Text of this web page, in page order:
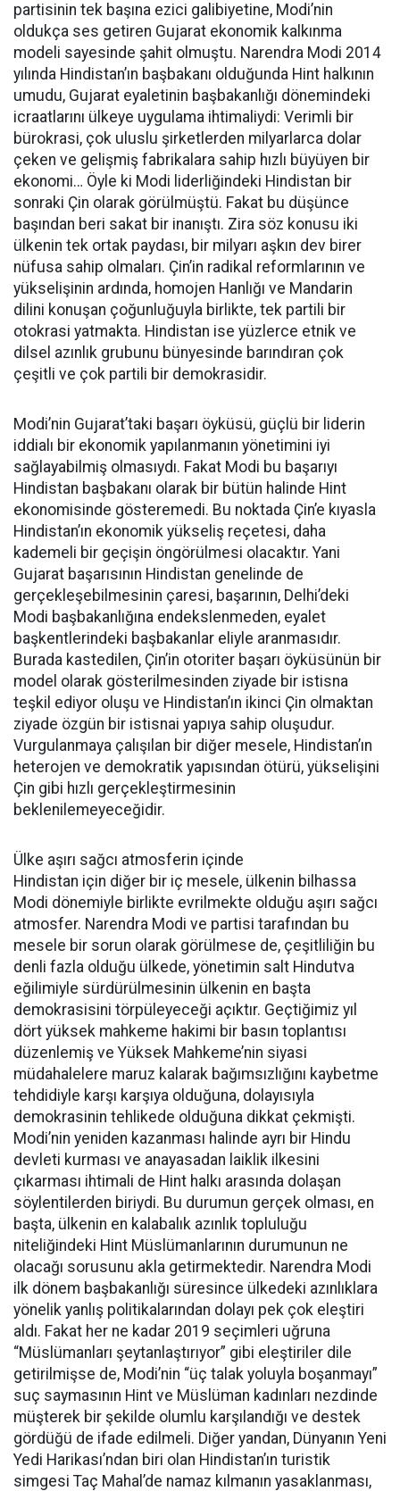
partisinin tek başına ezici galibiyetine, Modi’nin
oldukça ses getiren Gujarat ekonomik kalkınma
modeli sayesinde şahit olmuştu. Narendra Modi 2014
yılında Hindistan’ın başbakanı olduğunda Hint halkının
umudu, Gujarat eyaletinin başbakanlığı dönemindeki
icraatlarını ülkeye uygulama ihtimaliydi: Verimli bir
bürokrasi, çok uluslu şirketlerden milyarlarca dolar
çeken ve gelişmiş fabrikalara sahip hızlı büyüyen bir
ekonomi… Öyle ki Modi liderliğindeki Hindistan bir
sonraki Çin olarak görülmüştü. Fakat bu düşünce
başından beri sakat bir inanıştı. Zira söz konusu iki
ülkenin tek ortak paydası, bir milyarı aşkın dev birer
nüfusa sahip olmaları. Çin’in radikal reformlarının ve
yükselişinin ardında, homojen Hanlığı ve Mandarin
dilini konuşan çoğunluğuyla birlikte, tek partili bir
otokrasi yatmakta. Hindistan ise yüzlerce etnik ve
dilsel azınlık grubunu bünyesinde barındıran çok
çeşitli ve çok partili bir demokrasidir.
Modi’nin Gujarat’taki başarı öyküsü, güçlü bir liderin
iddialı bir ekonomik yapılanmanın yönetimini iyi
sağlayabilmiş olmasıydı. Fakat Modi bu başarıyı
Hindistan başbakanı olarak bir bütün halinde Hint
ekonomisinde gösteremedi. Bu noktada Çin’e kıyasla
Hindistan’ın ekonomik yükseliş reçetesi, daha
kademeli bir geçişin öngörülmesi olacaktır. Yani
Gujarat başarısının Hindistan genelinde de
gerçekleşebilmesinin çaresi, başarının, Delhi’deki
Modi başbakanlığına endekslenmeden, eyalet
başkentlerindeki başbakanlar eliyle aranmasıdır.
Burada kastedilen, Çin’in otoriter başarı öyküsünün bir
model olarak gösterilmesinden ziyade bir istisna
teşkil ediyor oluşu ve Hindistan’ın ikinci Çin olmaktan
ziyade özgün bir istisnai yapıya sahip oluşudur.
Vurgulanmaya çalışılan bir diğer mesele, Hindistan’ın
heterojen ve demokratik yapısından ötürü, yükselişini
Çin gibi hızlı gerçekleştirmesinin
beklenilemeyeceğidir.
Ülke aşırı sağcı atmosferin içinde
Hindistan için diğer bir iç mesele, ülkenin bilhassa
Modi dönemiyle birlikte evrilmekte olduğu aşırı sağcı
atmosfer. Narendra Modi ve partisi tarafından bu
mesele bir sorun olarak görülmese de, çeşitliliğin bu
denli fazla olduğu ülkede, yönetimin salt Hindutva
eğilimiyle sürdürülmesinin ülkenin en başta
demokrasisini törpüleyeceği açıktır. Geçtiğimiz yıl
dört yüksek mahkeme hakimi bir basın toplantısı
düzenlemiş ve Yüksek Mahkeme’nin siyasi
müdahalelere maruz kalarak bağımsızlığını kaybetme
tehdidiyle karşı karşıya olduğuna, dolayısıyla
demokrasinin tehlikede olduğuna dikkat çekmişti.
Modi’nin yeniden kazanması halinde ayrı bir Hindu
devleti kurması ve anayasadan laiklik ilkesini
çıkarması ihtimali de Hint halkı arasında dolaşan
söylentilerden biriydi. Bu durumun gerçek olması, en
başta, ülkenin en kalabalık azınlık topluluğu
niteliğindeki Hint Müslümanlarının durumunun ne
olacağı sorusunu akla getirmektedir. Narendra Modi
ilk dönem başbakanlığı süresince ülkedeki azınlıklara
yönelik yanlış politikalarından dolayı pek çok eleştiri
aldı. Fakat her ne kadar 2019 seçimleri uğruna
“Müslümanları şeytanlaştırıyor” gibi eleştiriler dile
getirilmişse de, Modi’nin “üç talak yoluyla boşanmayı”
suç saymasının Hint ve Müslüman kadınları nezdinde
müşterek bir şekilde olumlu karşılandığı ve destek
gördüğü de ifade edilmeli. Diğer yandan, Dünyanın Yeni
Yedi Harikası’ndan biri olan Hindistan’ın turistik
simgesi Taç Mahal’de namaz kılmanın yasaklanması,